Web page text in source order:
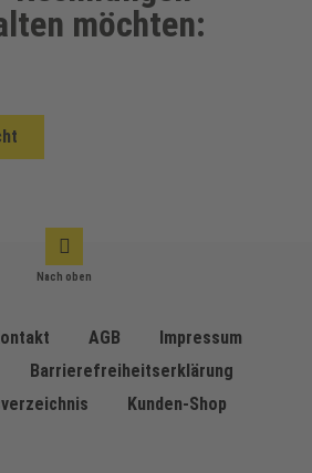
möchten:
Nach oben
AGB
Impressum
Barrierefreiheitserklärung
Kunden-Shop